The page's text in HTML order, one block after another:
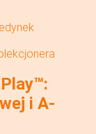
i A-